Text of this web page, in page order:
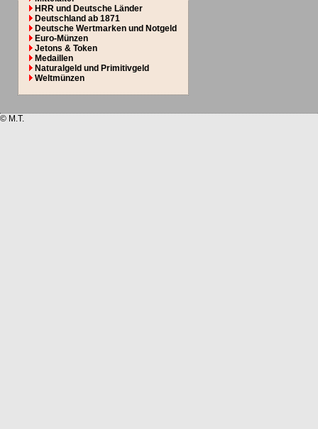
HRR und Deutsche Länder
Deutschland ab 1871
Deutsche Wertmarken und Notgeld
Euro-Münzen
Jetons & Token
Medaillen
Naturalgeld und Primitivgeld
Weltmünzen
© M.T.